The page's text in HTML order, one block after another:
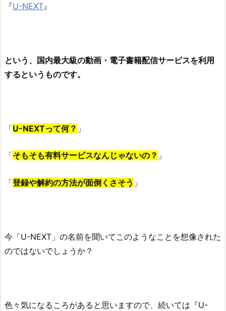
『U-NEXT 』
という、国内最大級の動画・電子書籍配信サービスを利用
するというものです。
「U-NEXTって何？ 」
「そもそも有料サービスなんじゃないの？ 」
「登録や解約の方法が面倒くさそう 」
今「U-NEXT」の名前を聞いてこのようなことを想像された
のではないでしょうか？
色々気になるころがあると思いますので、続いては 『U-